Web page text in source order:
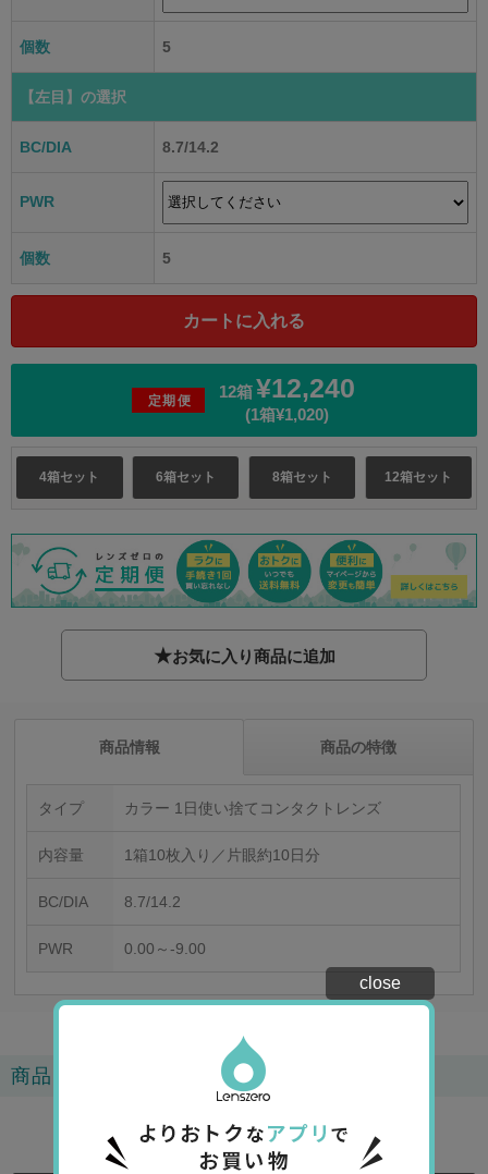
個数 5
【左目】 の選択
BC/DIA 8.7/14.2
PWR
個数 5
定期便 12箱 ¥12,240
(1箱¥1,020)
4箱セット 6箱セット 8箱セット 12箱セット
★お気に入り商品に追加
商品情報
タイプ カラー 1日使い捨てコンタクトレンズ
内容量 1箱10枚入り／片眼約10日分
BC/DIA 8.7/14.2
PWR 0.00～-9.00
商品の特徴
商品レビュー
4.3 3レビュー
close